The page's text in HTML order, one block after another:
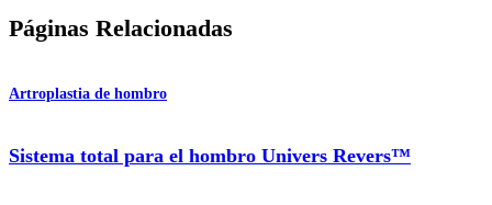
Páginas Relacionadas
Artroplastia de hombro
Sistema total para el hombro Univers Revers™